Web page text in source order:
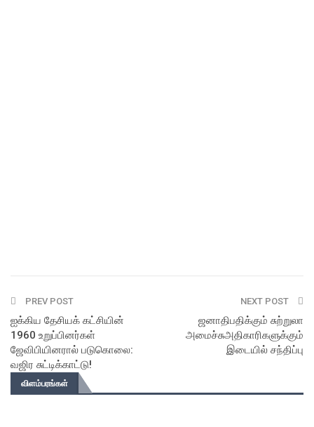
PREV POST
ஐக்கிய தேசியக் கட்சியின்
1960 உறுப்பினர்கள்
ஜேவிபியினரால் படுகொலை:
வஜிர சுட்டிக்காட்டு!
NEXT POST
ஜனாதிபதிக்கும் சுற்றுலா
அமைச்சுஅதிகாரிகளுக்கும்
இடையில் சந்திப்பு
விளம்பரங்கள்